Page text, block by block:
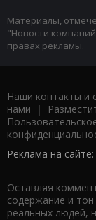
Материалы,
"Новости
правах рекламы.
Наши контакты и
нами |
Реклама на сайте:
Оставляя
содержание и
реальных людей,